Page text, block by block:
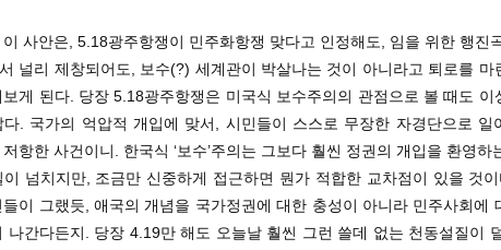
이 사안은, 5.18광주항쟁이 민주화항쟁 맞다고 인정해도, 임을 위한 행진
널리 제창되어도, 보수(?) 세계관이 박살나는 것이 아니라고 퇴로를 마
보게 된다. 당장 5.18광주항쟁은 미국식 보수주의의 관점으로 볼 때도 이
다. 국가의 억압적 개입에 맞서, 시민들이 스스로 무장한 자경단으로 일
저항한 사건이니. 한국식 ‘보수’주의는 그보다 훨씬 정권의 개입을 환영하
이 넘치지만, 조금만 신중하게 접근하면 뭔가 적합한 교차점이 있을 것
들이 그랬듯, 애국의 개념을 국가정권에 대한 충성이 아니라 민주사회에
나간다든지. 당장 4.19만 해도 오늘날 훨씬 그런 쓸데 없는 천동설질이